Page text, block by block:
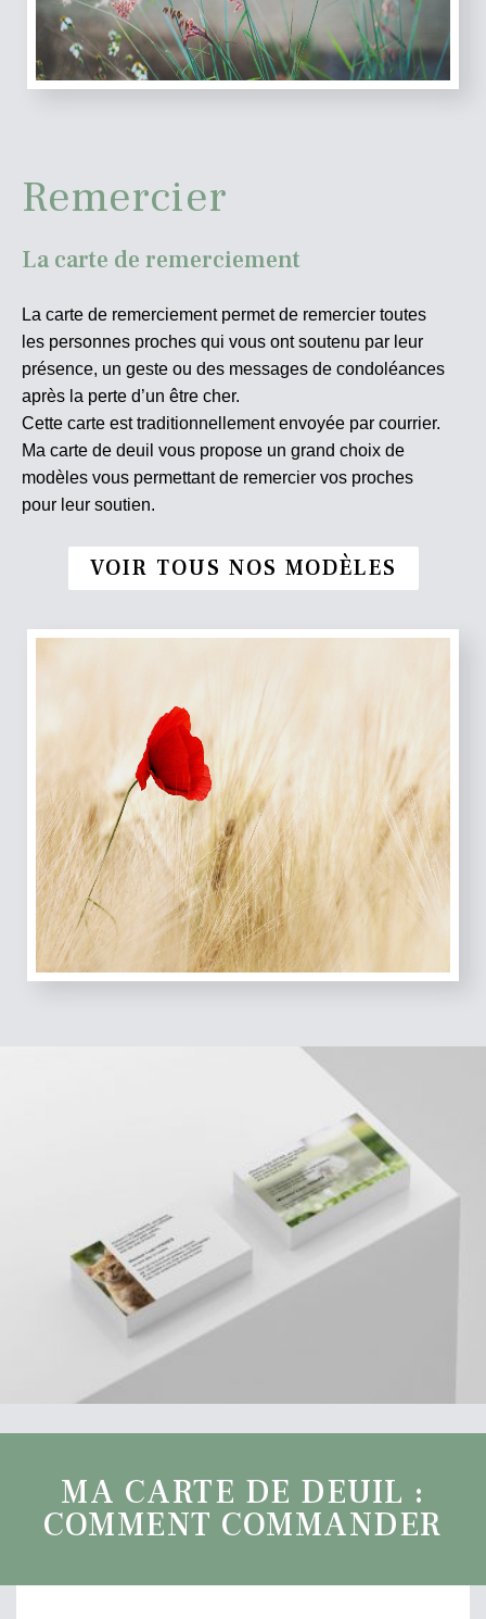
Remercier
La carte de remerciement
La carte de remerciement permet de remercier toutes
les personnes proches qui vous ont soutenu par leur
présence, un geste ou des messages de condoléances
après la perte d’un être cher.
Cette carte est traditionnellement envoyée par courrier.
Ma carte de deuil vous propose un grand choix de
modèles vous permettant de remercier vos proches
pour leur soutien.
VOIR TOUS NOS MODÈLES
MA CARTE DE DEUIL :
COMMENT COMMANDER